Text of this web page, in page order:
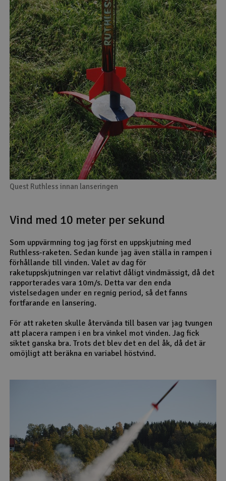
Quest Ruthless innan lanseringen
Vind med 10 meter per sekund
Som uppvärmning tog jag först en uppskjutning med
Ruthless-raketen. Sedan kunde jag även ställa in rampen i
förhållande till vinden. Valet av dag för
raketuppskjutningen var relativt dåligt vindmässigt, då det
rapporterades vara 10m/s. Detta var den enda
vistelsedagen under en regnig period, så det fanns
fortfarande en lansering.
För att raketen skulle återvända till basen var jag tvungen
att placera rampen i en bra vinkel mot vinden. Jag fick
siktet ganska bra. Trots det blev det en del åk, då det är
omöjligt att beräkna en variabel höstvind.